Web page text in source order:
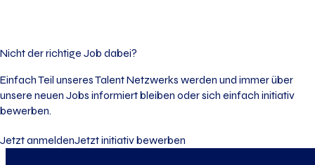
Nicht der richtige Job dabei?
Einfach Teil unseres Talent Netzwerks werden und immer über
unsere neuen Jobs informiert bleiben oder sich einfach initiativ
bewerben.
Jetzt anmeldenJetzt initiativ bewerben